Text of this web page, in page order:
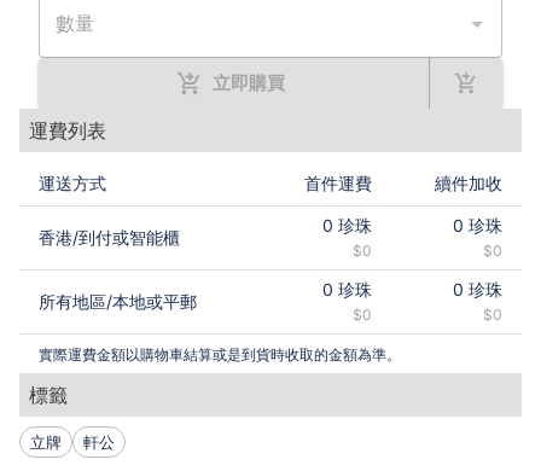
數量
立即購買
運費列表
運送方式 首件運費 續件加收
香港/到付或智能櫃
0 珍珠
$0
0 珍珠
$0
所有地區/本地或平郵
0 珍珠
$0
0 珍珠
$0
實際運費金額以購物車結算或是到貨時收取的金額為準。
標籤
立牌 軒公